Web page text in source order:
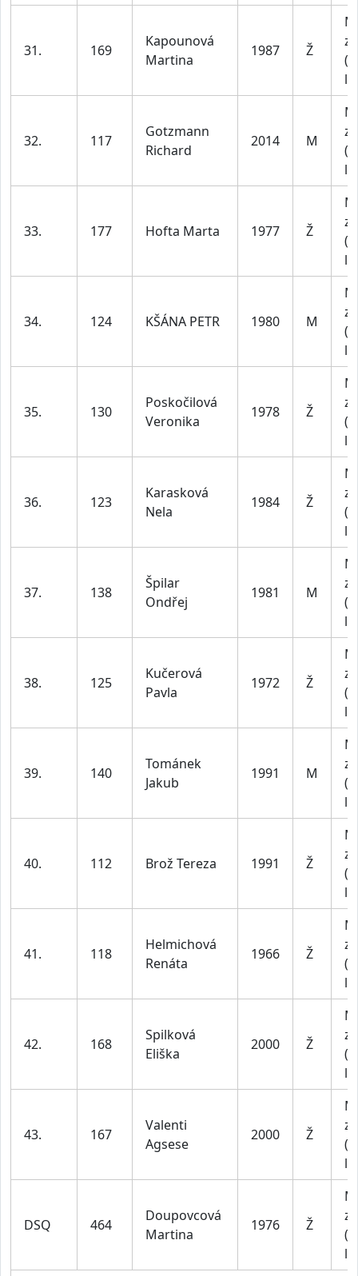
31. 169
Kapounová
Martina
1987 Ž
32. 117
Gotzmann
Richard
2014 M
33. 177 Hofta Marta 1977 Ž
34. 124 KŠÁNA PETR 1980 M
35. 130
Poskočilová
Veronika
1978 Ž
36. 123
Karasková
Nela
1984 Ž
37. 138
Špilar
Ondřej
1981 M
38. 125
Kučerová
Pavla
1972 Ž
39. 140
Tománek
Jakub
1991 M
40. 112 Brož Tereza 1991 Ž
41. 118
Helmichová
Renáta
1966 Ž
42. 168
Spilková
Eliška
2000 Ž
43. 167
Valenti
Agsese
2000 Ž
DSQ 464
Doupovcová
Martina
1976 Ž